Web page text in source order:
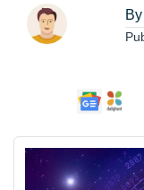
ఆంధ్రప్రదేశ్
జాతీయం
అంతర్జాతీయం
By